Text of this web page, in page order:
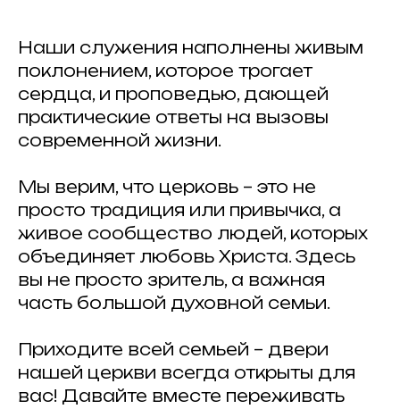
Наши служения наполнены живым
поклонением, которое трогает
сердца, и проповедью, дающей
практические ответы на вызовы
современной жизни.
Мы верим, что церковь – это не
просто традиция или привычка, а
живое сообщество людей, которых
объединяет любовь Христа. Здесь
вы не просто зритель, а важная
часть большой духовной семьи.
Приходите всей семьей – двери
нашей церкви всегда открыты для
вас! Давайте вместе переживать